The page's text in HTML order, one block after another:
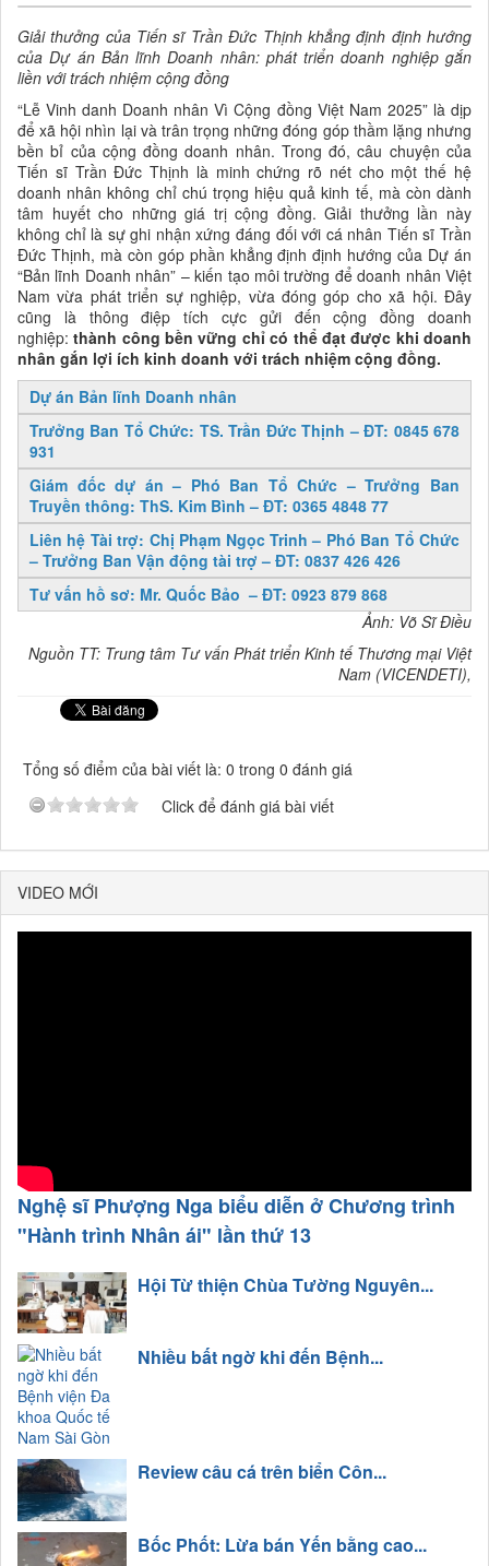
Giải thưởng của Tiến sĩ Trần Đức Thịnh khẳng định định hướng
của Dự án Bản lĩnh Doanh nhân: phát triển doanh nghiệp gắn
liền với trách nhiệm cộng đồng
“Lễ Vinh danh Doanh nhân Vì Cộng đồng Việt Nam 2025” là dịp
để xã hội nhìn lại và trân trọng những đóng góp thầm lặng nhưng
bền bỉ của cộng đồng doanh nhân. Trong đó, câu chuyện của
Tiến sĩ Trần Đức Thịnh là minh chứng rõ nét cho một thế hệ
doanh nhân không chỉ chú trọng hiệu quả kinh tế, mà còn dành
tâm huyết cho những giá trị cộng đồng. Giải thưởng lần này
không chỉ là sự ghi nhận xứng đáng đối với cá nhân Tiến sĩ Trần
Đức Thịnh, mà còn góp phần khẳng định định hướng của Dự án
“Bản lĩnh Doanh nhân” – kiến tạo môi trường để doanh nhân Việt
Nam vừa phát triển sự nghiệp, vừa đóng góp cho xã hội. Đây
cũng là thông điệp tích cực gửi đến cộng đồng doanh
nghiệp:thành công bền vững chỉ có thể đạt được khi doanh
nhân gắn lợi ích kinh doanh với trách nhiệm cộng đồng.
Dự án Bản lĩnh Doanh nhân
Trưởng Ban Tổ Chức: TS. Trần Đức Thịnh – ĐT: 0845 678
931
Giám đốc dự án – Phó Ban Tổ Chức – Trưởng Ban
Truyền thông: ThS. Kim Bình – ĐT: 0365 4848 77
Liên hệ Tài trợ: Chị Phạm Ngọc Trinh – Phó Ban Tổ Chức
– Trưởng Ban Vận động tài trợ – ĐT: 0837 426 426
Tư vấn hồ sơ: Mr. Quốc Bảo – ĐT: 0923 879 868
Ảnh: Võ Sĩ Điều
Nguồn TT: Trung tâm Tư vấn Phát triển Kinh tế Thương mại Việt
Nam (VICENDETI),
Tổng số điểm của bài viết là: 0 trong 0 đánh giá
Click để đánh giá bài viết
VIDEO MỚI
Nghệ sĩ Phượng Nga biểu diễn ở Chương trình
"Hành trình Nhân ái" lần thứ 13
Hội Từ thiện Chùa Tường Nguyên...
Nhiều bất ngờ khi đến Bệnh...
Review câu cá trên biển Côn...
Bốc Phốt: Lừa bán Yến bằng cao...